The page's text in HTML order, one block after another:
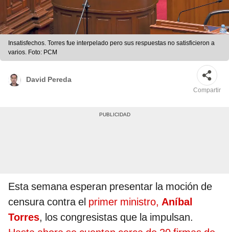
Insatisfechos. Torres fue interpelado pero sus respuestas no satisficieron a
varios. Foto: PCM
David Pereda
Compartir
Esta semana esperan presentar la moción de
censura contra el primer ministro, Aníbal
Torres, los congresistas que la impulsan.